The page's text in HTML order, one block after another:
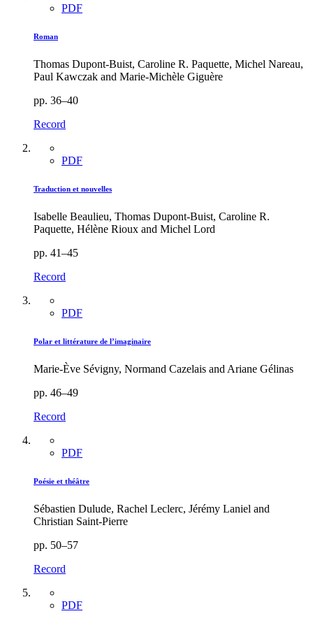
PDF
Roman
Thomas Dupont-Buist, Caroline R. Paquette, Michel Nareau,
Paul Kawczak and Marie-Michèle Giguère
pp. 36–40
Record
PDF
Traduction et nouvelles
Isabelle Beaulieu, Thomas Dupont-Buist, Caroline R.
Paquette, Hélène Rioux and Michel Lord
pp. 41–45
Record
PDF
Polar et littérature de l’imaginaire
Marie-Ève Sévigny, Normand Cazelais and Ariane Gélinas
pp. 46–49
Record
PDF
Poésie et théâtre
Sébastien Dulude, Rachel Leclerc, Jérémy Laniel and
Christian Saint-Pierre
pp. 50–57
Record
PDF